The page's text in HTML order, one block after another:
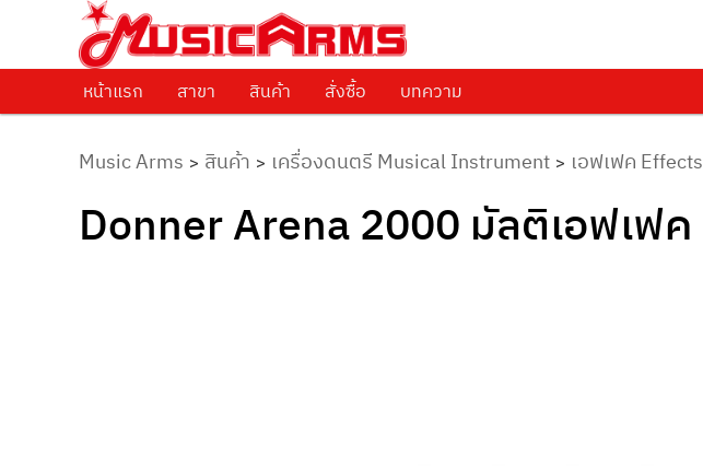
Music Arms
ศูนย์รวมครื่องดนตรีทุกชนิด ตั้งแต่เริ่มต้นถึงมืออาชีพ
Skip to primary content
หน้าแรก สาขา สินค้า สั่งซื้อ บทความ
Music Arms > สินค้า > เครื่องดนตรี Musical Instrument > เอฟเฟค Effects
Donner Arena 2000 มัลติเอฟเฟค